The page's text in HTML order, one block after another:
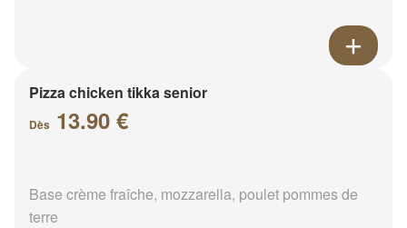
Pizza chicken tikka senior
Dès 13.90 €
Base crème fraîche, mozzarella, poulet pommes de
terre